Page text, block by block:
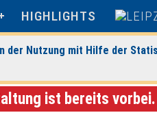
HIGHLIGHTS
Nutzung mit Hilfe der
ist bereits vorbei.